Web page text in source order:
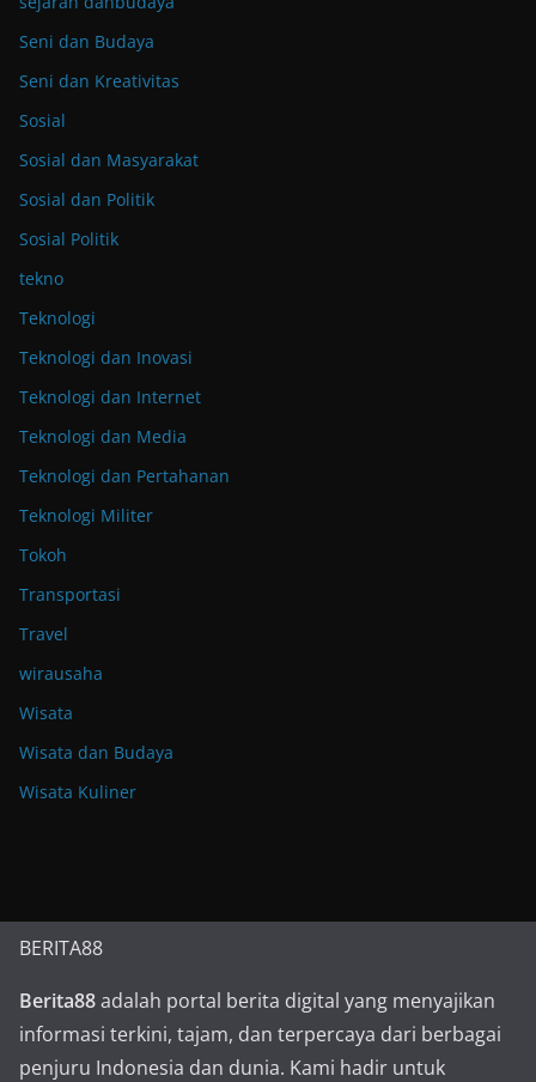
Seni dan Budaya
Seni dan Kreativitas
Sosial
Sosial dan Masyarakat
Sosial dan Politik
Sosial Politik
tekno
Teknologi
Teknologi dan Inovasi
Teknologi dan Internet
Teknologi dan Media
Teknologi dan Pertahanan
Teknologi Militer
Tokoh
Transportasi
Travel
wirausaha
Wisata
Wisata dan Budaya
Wisata Kuliner
BERITA88
Berita88adalah portal berita digital yang menyajikan
informasi terkini, tajam, dan terpercaya dari berbagai
penjuru Indonesia dan dunia. Kami hadir untuk